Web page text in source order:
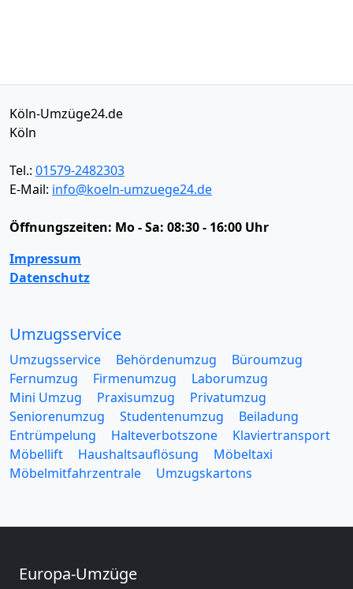
Köln-Umzüge24.de
Köln
Tel.: 01579-2482303
E-Mail: info@koeln-umzuege24.de
Öffnungszeiten: Mo - Sa: 08:30 - 16:00 Uhr
Impressum
Datenschutz
Umzugsservice
Umzugsservice Behördenumzug
Büroumzug
Fernumzug
Firmenumzug
Laborumzug
Mini Umzug
Praxisumzug
Privatumzug
Seniorenumzug
Studentenumzug
Beiladung
Entrümpelung
Halteverbotszone
Klaviertransport
Möbellift
Haushaltsauflösung
Möbeltaxi
Möbelmitfahrzentrale
Umzugskartons
Europa-Umzüge